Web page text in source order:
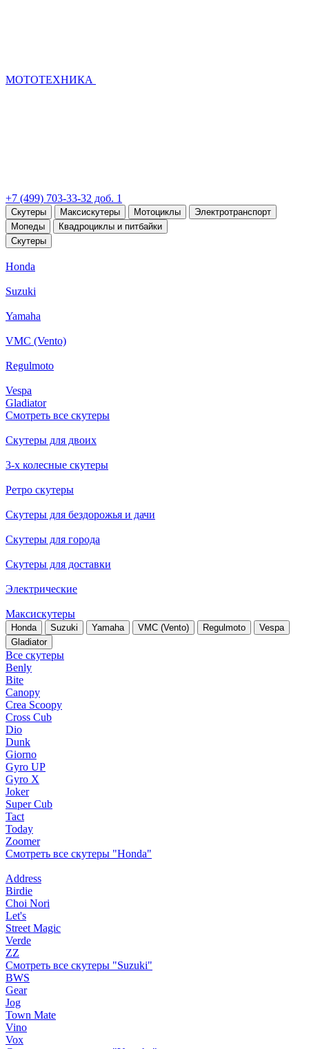
МОТОТЕХНИКА
+7 (499) 703-33-32 доб. 1
Скутеры Максискутеры Мотоциклы
Электротранспорт
Мопеды
Квадроциклы и питбайки
Скутеры
Honda
Suzuki
Yamaha
VMC (Vento)
Regulmoto
Vespa
Gladiator
Смотреть все скутеры
Скутеры для двоих
3-х колесные скутеры
Ретро скутеры
Скутеры для бездорожья и дачи
Скутеры для города
Скутеры для доставки
Электрические
Максискутеры
Honda Suzuki Yamaha VMC (Vento) Regulmoto
Vespa
Gladiator
Все скутеры
Benly
Bite
Canopy
Crea Scoopy
Cross Cub
Dio
Dunk
Giorno
Gyro UP
Gyro X
Joker
Super Cub
Tact
Today
Zoomer
Смотреть все скутеры "Honda"
Address
Birdie
Choi Nori
Let's
Street Magic
Verde
ZZ
Смотреть все скутеры "Suzuki"
BWS
Gear
Jog
Town Mate
Vino
Vox